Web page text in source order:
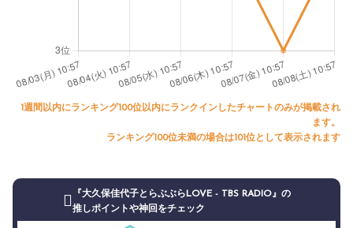
1週間以内にランキング100位以内にランクインしたチャートのみが掲載され
ます。
ランキング100位未満の場合は101位として表示されます
『大久保佳代子とらぶぶらLOVE - TBS RADIO』の
推しポイントや神回をチェック